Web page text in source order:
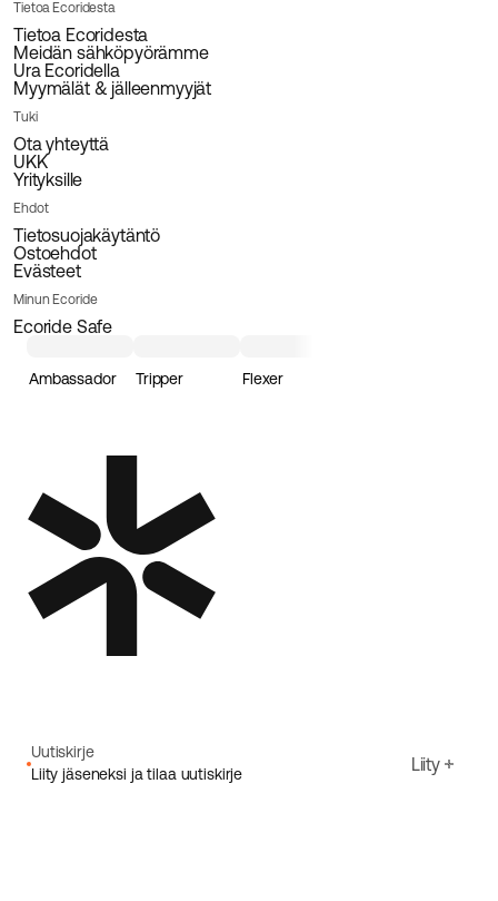
Tietoa Ecoridesta
Tietoa Ecoridesta
Meidän sähköpyörämme
Ura Ecoridella
Myymälät & jälleenmyyjät
Tuki
Ota yhteyttä
UKK
Yrityksille
Ehdot
Tietosuojakäytäntö
Ostoehdot
Evästeet
Minun Ecoride
Ecoride Safe
Ambassador Tripper Flexer
Uutiskirje
Liity jäseneksi ja tilaa uutiskirje
Liity